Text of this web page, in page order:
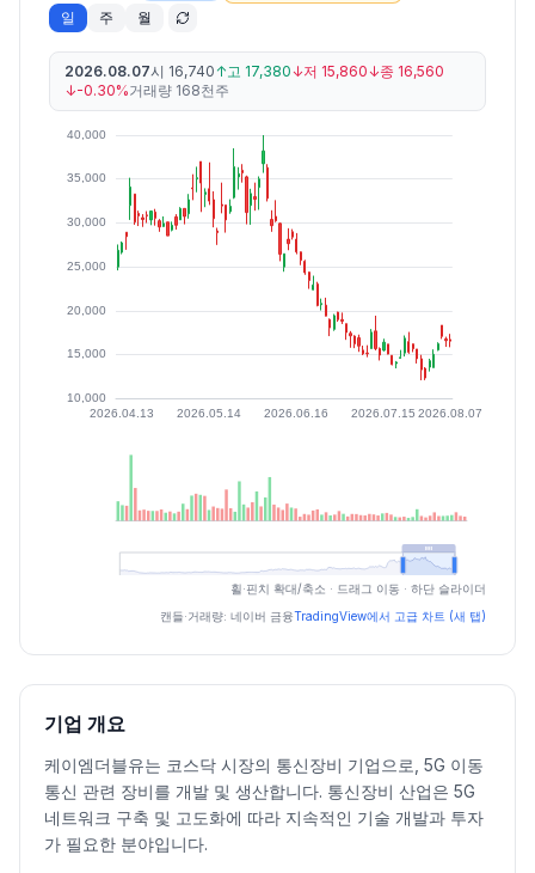
일 주 월
2026.08.07시 16,740 ↑고 17,380↓저 15,860↓종 16,560
↓-0.30%거래량 168천주
최근 구간 일별 OHLCV (스크린 리더용)
고가 저가 종가 등락률%거래량
2026.07.06
17130172301575016240-5.36215867
2026.07.07
16930173001533016000-1.48278923
2026.07.08
15520
2026.07.10
1570017930156901756016.14 298213
2026.07.13
17700194501550015700 -10.59320730
2026.07.14
157101585014350
휠·핀치 확대/축소 · 드래그 이동 · 하단 슬라이더
캔들·거래량: 네이버 금융TradingView에서 고급 차트 (새 탭)
기업 개요
케이엠더블유는 코스닥 시장의 통신장비 기업으로, 5G 이동
통신 관련 장비를 개발 및 생산합니다. 통신장비 산업은 5G
네트워크 구축 및 고도화에 따라 지속적인 기술 개발과 투자
가 필요한 분야입니다.